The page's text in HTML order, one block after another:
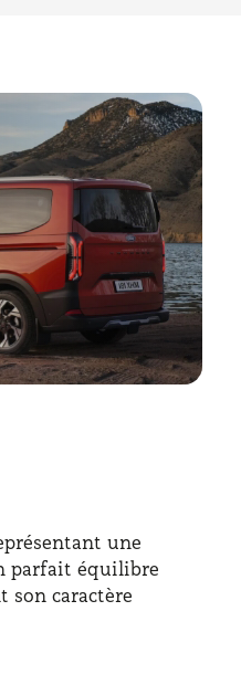
une
parfait équilibre
son caractère